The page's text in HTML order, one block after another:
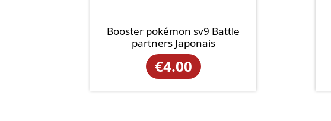
Booster pokémon sv9 Battle
partners Japonais
€4.00